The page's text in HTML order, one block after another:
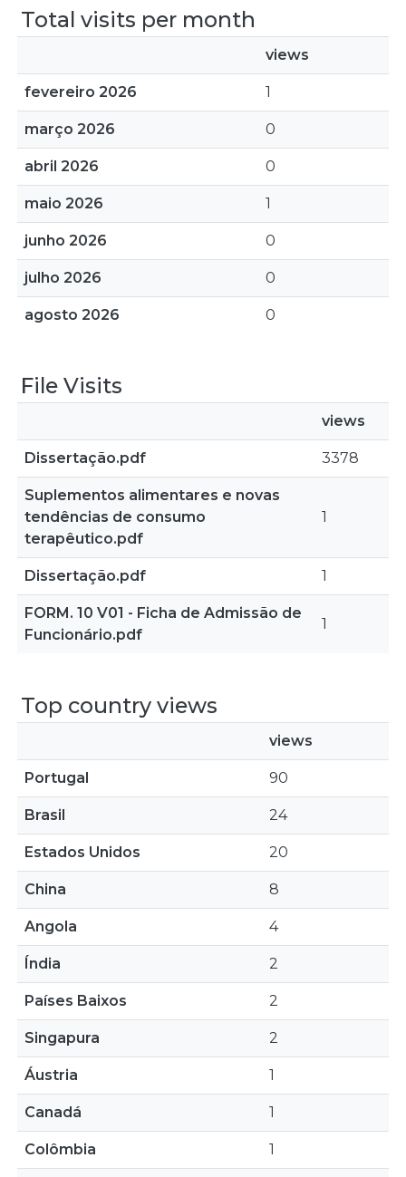
Total visits per month
views
fevereiro 2026 1
março 2026 0
abril 2026 0
maio 2026 1
junho 2026 0
julho 2026 0
agosto 2026 0
File Visits
views
Dissertação.pdf 3378
Suplementos alimentares e novas
tendências de consumo
terapêutico.pdf
1
Dissertação.pdf 1
FORM. 10 V01 - Ficha de Admissão de
Funcionário.pdf
1
Top country views
views
Portugal 90
Brasil 24
Estados Unidos 20
China 8
Angola 4
Índia 2
Países Baixos 2
Singapura 2
Áustria 1
Canadá 1
Colômbia 1